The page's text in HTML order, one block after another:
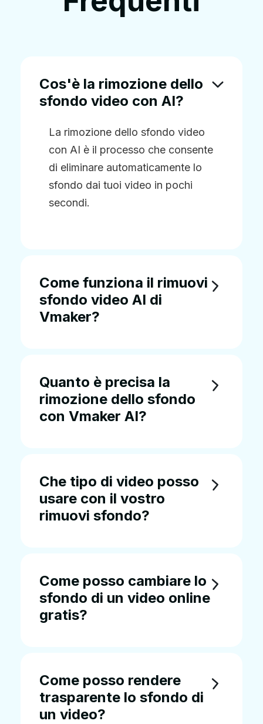
Cos'è la rimozione dello
sfondo video con AI?
La rimozione dello sfondo video
con AI è il processo che consente
di eliminare automaticamente lo
sfondo dai tuoi video in pochi
secondi.
Come funziona il rimuovi
sfondo video AI di
Vmaker?
Quanto è precisa la
rimozione dello sfondo
con Vmaker AI?
Che tipo di video posso
usare con il vostro
rimuovi sfondo?
Come posso cambiare lo
sfondo di un video online
gratis?
Come posso rendere
trasparente lo sfondo di
un video?